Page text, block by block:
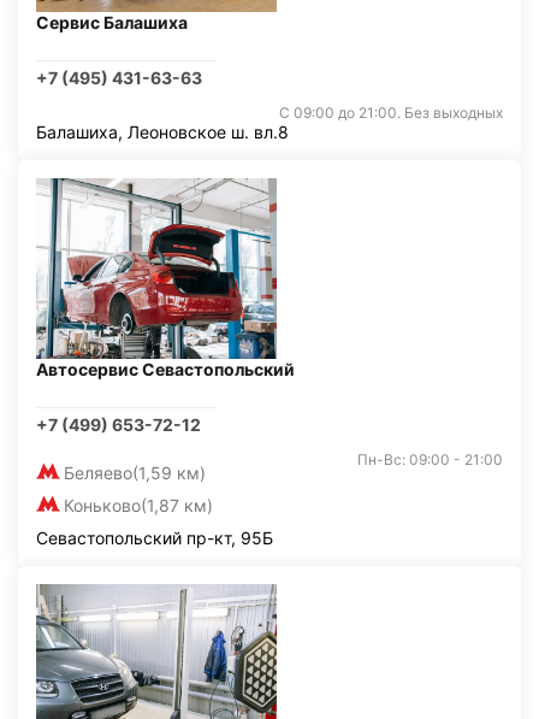
Сервис Балашиха
+7 (495) 431-63-63
С 09:00 до 21:00. Без выходных
Балашиха, Леоновское ш. вл.8
Автосервис Севастопольский
+7 (499) 653-72-12
Беляево(1,59 км)
Коньково(1,87 км)
Пн-Вс: 09:00 - 21:00
Севастопольский пр-кт, 95Б